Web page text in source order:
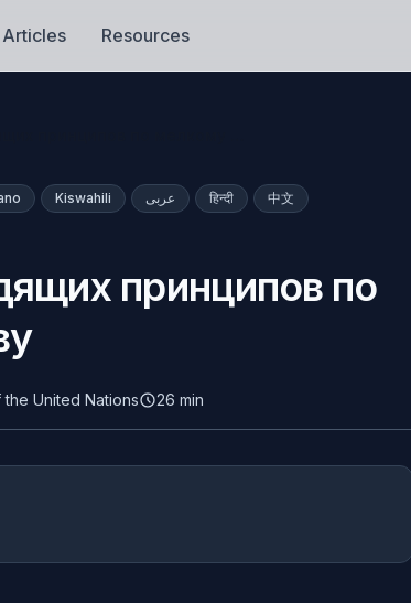
Articles Resources
Kiswahili عربى हिन्दी
中文
принципов по
United Nations 26 min